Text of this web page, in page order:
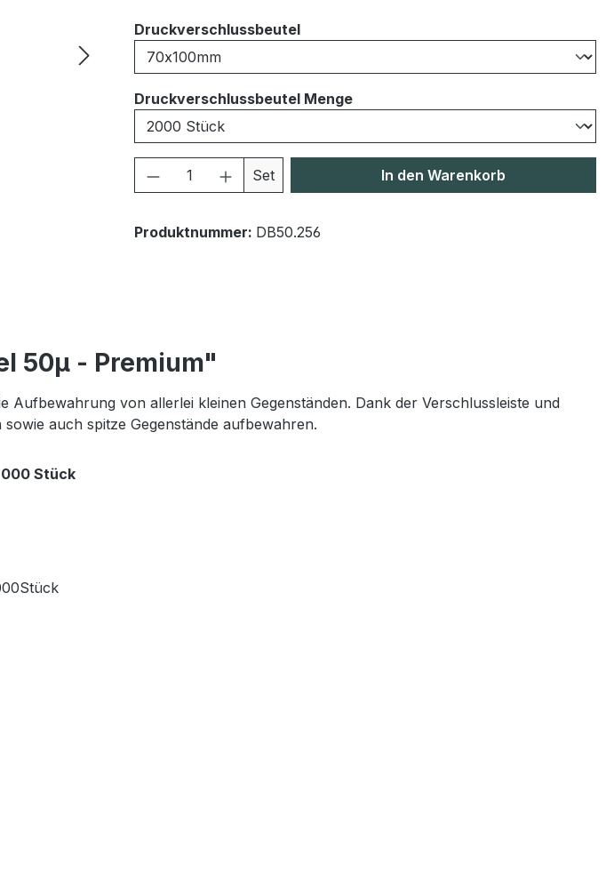
Druckverschlussbeutelauswählen
Druckverschlussbeutel Mengeauswählen
Produkt Anzahl: Gib den gewünschten Wert
Set In den Warenkorb
Produktnummer: DB50.256
50μ - Premium"
von allerlei kleinen Gegenständen. Dank der Verschlussleiste und
auch spitze Gegenstände aufbewahren.
Stück